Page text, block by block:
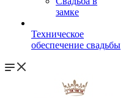
замке
Техническое
обеспечение свадьбы